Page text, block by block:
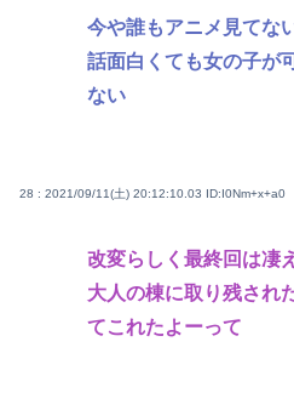
今や誰もアニメ見てな
話面白くても女の子が
ない
28 : 2021/09/11(土) 20:12:10.03 ID:I0Nm+x+a0
改変らしく最終回は凄
大人の棟に取り残され
てこれたよーって